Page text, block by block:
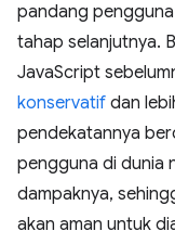
pandang
tahap selanjutnya.
JavaScript
konservatif dan
pendekatannya
pengguna di dunia
dampaknya,
akan aman untuk